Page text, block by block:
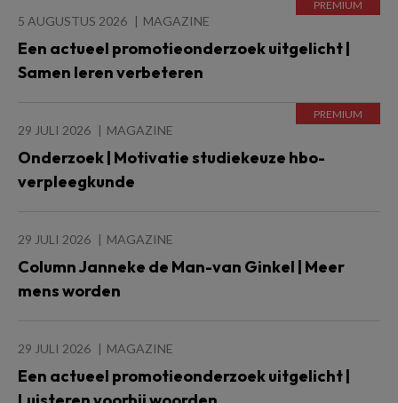
5 AUGUSTUS 2026 MAGAZINE
Een actueel promotieonderzoek uitgelicht |
Samen leren verbeteren
29 JULI 2026 MAGAZINE
Onderzoek | Motivatie studiekeuze hbo-
verpleegkunde
29 JULI 2026 MAGAZINE
Column Janneke de Man-van Ginkel | Meer
mens worden
29 JULI 2026 MAGAZINE
Een actueel promotieonderzoek uitgelicht |